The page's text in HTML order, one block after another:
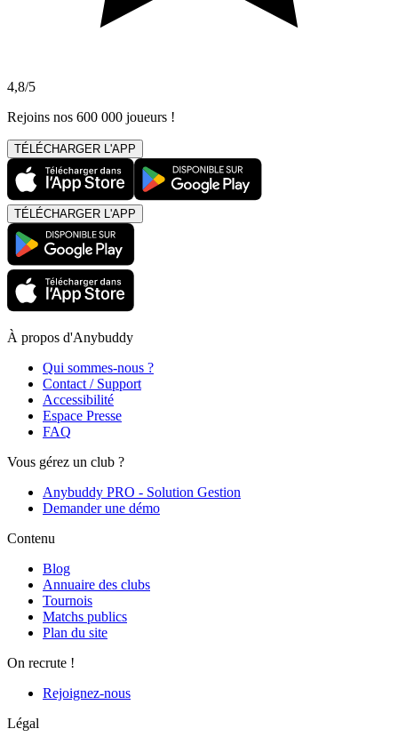
4,8/5
Rejoins nos 600 000 joueurs !
TÉLÉCHARGER L'APP
TÉLÉCHARGER L'APP
À propos d'Anybuddy
Qui sommes-nous ?
Contact / Support
Accessibilité
Espace Presse
FAQ
Vous gérez un club ?
Anybuddy PRO - Solution Gestion
Demander une démo
Contenu
Blog
Annuaire des clubs
Tournois
Matchs publics
Plan du site
On recrute !
Rejoignez-nous
Légal